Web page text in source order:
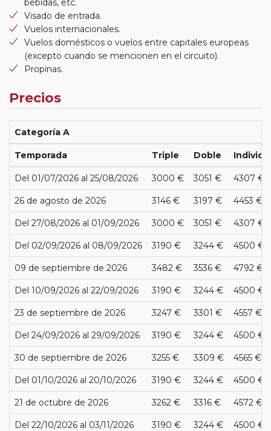
bebidas, etc.
Visado de entrada.
Vuelos internacionales.
Vuelos domésticos o vuelos entre capitales europeas
(excepto cuando se mencionen en el circuito).
Propinas.
Precios
Categoría A
Temporada Triple Doble
Del 01/07/2026 al 25/08/2026 3000 € 3051 € 4307 €
26 de agosto de 2026 3146 € 3197 € 4453 €
Del 27/08/2026 al 01/09/2026 3000 € 3051 € 4307 €
Del 02/09/2026 al 08/09/2026 3190 € 3244 € 4500 €
09 de septiembre de 2026 3482 € 3536 € 4792 €
Del 10/09/2026 al 22/09/2026 3190 € 3244 € 4500 €
23 de septiembre de 2026 3247 € 3301 € 4557 €
Del 24/09/2026 al 29/09/2026 3190 € 3244 € 4500 €
30 de septiembre de 2026 3255 € 3309 € 4565 €
Del 01/10/2026 al 20/10/2026 3190 € 3244 € 4500 €
21 de octubre de 2026 3262 € 3316 € 4572 €
Del 22/10/2026 al 03/11/2026 3190 € 3244 € 4500 €